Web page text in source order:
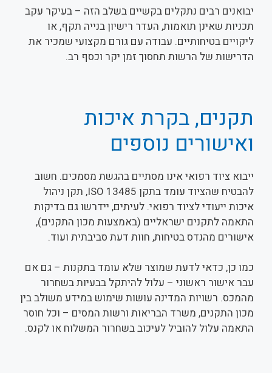
יבואנים רבים נתקלים בקשיים בשלב הזה – בעיקר עקב
תכניות שאינן תואמות, העדר רישיון בנייה תקף, או
ליקויים בטיחותיים. עבודה עם גורם מקצועי שמכיר את
הדרישות של הרשות תחסוך זמן יקר וכסף רב.
תקנים, בקרת איכות
ואישורים נוספים
ייבוא ציוד רפואי אינו מסתיים בהגשת מסמכים. חשוב
להבטיח שהציוד עומד בתקן ISO 13485, תקן ניהול
איכות ייעודי לציוד רפואי. לעיתים, יידרשו גם בדיקות
התאמה לתקנים ישראליים (באמצעות מכון התקנים),
אישורים מהנדס בטיחות, חוות דעת סביבתית ועוד.
כמו כן, כדאי לדעת שמוצר שלא עומד בתקנות – גם אם
עבר אישור ראשוני – עלול להיתקל בבעיות בשחרור
מהמכס. רשויות המדינה עושות שימוש במידע משולב בין
מכון התקנים, משרד הבריאות ורשות המסים – וכל חוסר
התאמה עלול להוביל לעיכוב בשחרור המשלוח או לקנס.